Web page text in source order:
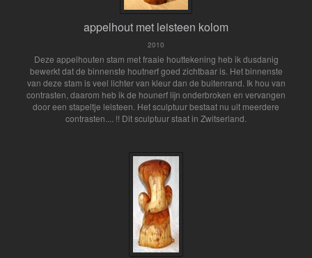
appelhout met leisteen kolom
2010
Deze appelhouten stam met fraaie houttekening heb ik dusdanig
bewerkt dat de binnenste houtnerf goed zichtbaar is. Het binnenste
van deze stam is veel lichter van kleur dan de buitenrand. Ik hou van
contrasten, daarom heb ik de hounerf lijn onderbroken en vervangen
door een stapeltje leisteen. Het sculptuur bestaat nu uit meerdere
contrasten.... !! Dit sculptuur staat in Zwitserland.